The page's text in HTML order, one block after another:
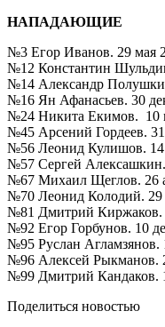
НАПАДАЮЩИЕ
№3 Егор Иванов. 29 мая
№12 Константин
№14 Александр
№16 Ян Афанасьев. 30
№24 Никита Екимов. 10
№45 Арсений Гордеев.
№56 Леонид Кулишов.
№57 Сергей Алексашкин.
№67 Михаил Щеглов. 26
№70 Леонид Колодий. 29
№81 Дмитрий Киржаков.
№92 Егор Горбунов. 10
№95 Руслан Агламзянов.
№96 Алексей Рыкманов.
№99 Дмитрий Кандаков.
Поделиться новостью